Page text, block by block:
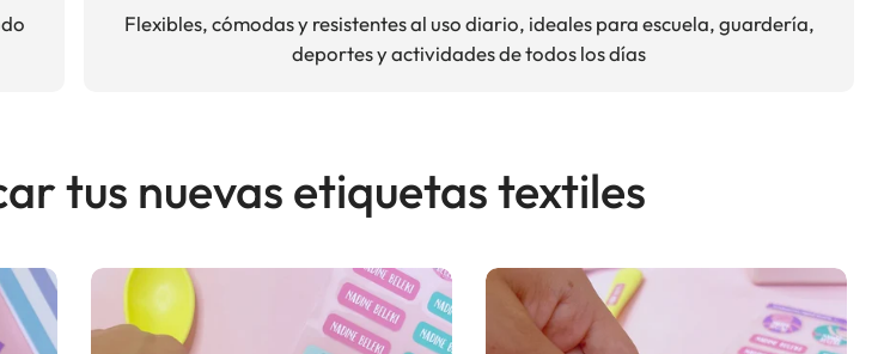
Flexibles, cómodas y resistentes al uso diario, ideales para escuela, guardería,
deportes y actividades de todos los días
tus nuevas etiquetas textiles